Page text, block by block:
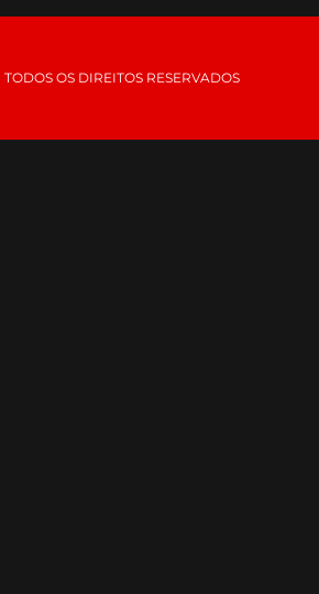
TODOS OS DIREITOS RESERVADOS